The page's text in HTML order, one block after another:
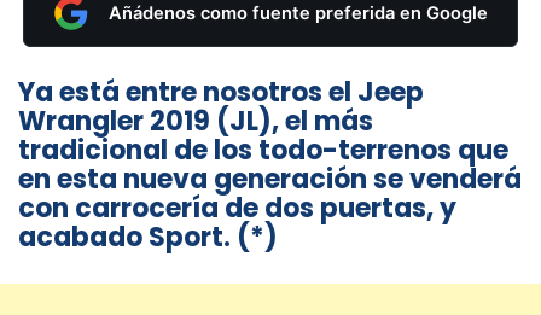
Añádenos como fuente preferida en Google
Ya está entre nosotros el Jeep
Wrangler 2019 (JL), el más
tradicional de los todo-terrenos que
en esta nueva generación se venderá
con carrocería de dos puertas, y
acabado Sport. (*)